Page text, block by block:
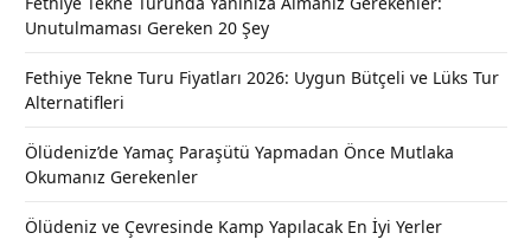
Unutulmaması Gereken 20 Şey
Fethiye Tekne Turu Fiyatları 2026: Uygun Bütçeli ve Lüks Tur
Alternatifleri
Ölüdeniz’de Yamaç Paraşütü Yapmadan Önce Mutlaka
Okumanız Gerekenler
Ölüdeniz ve Çevresinde Kamp Yapılacak En İyi Yerler